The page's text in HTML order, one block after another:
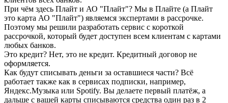
При чём здесь Плайт и АО "Плайт"? Мы в Плайте (а Плайт
это карта АО "Плайт") являемся экспертами в рассрочке.
Поэтому мы решили разработать сервис с короткой
рассрочкой, который будет доступен всем клиентам с картами
любых банков.
Это кредит? Нет, это не кредит. Кредитный договор не
оформляется.
Как будут списывать деньги за оставшиеся части? Всё
работает также как в сервисах подписки, например,
Яндекс.Музыка или Spotify. Вы делаете первый платёж, а
дальше с вашей карты списываются средства один раз в 2